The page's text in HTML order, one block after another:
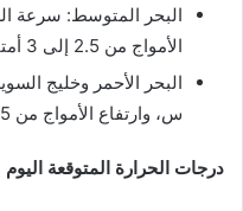
الأمواج من 2.5 إلى 3 أمتار.
س، وارتفاع الأمواج من 2.5 إلى 3 أمتار.
درجات الحرارة المتوقعة اليوم